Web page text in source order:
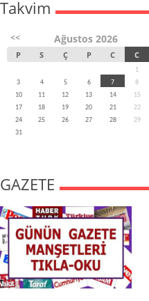
Takvim
<< Ağustos 2026
P S Ç P C C
1
3
4 5 6 7 8
10
11 12 13 14 15
17
18 19 20 21 22
24
25 26 27 28 29
31
GAZETE